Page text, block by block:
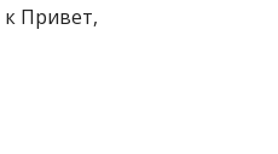
к Привет,